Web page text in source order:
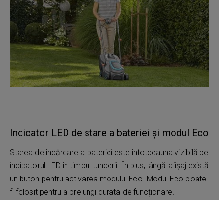
Indicator LED de stare a bateriei și modul Eco
Starea de încărcare a bateriei este întotdeauna vizibilă pe
indicatorul LED în timpul tunderii. În plus, lângă afișaj există
un buton pentru activarea modului Eco. Modul Eco poate
fi folosit pentru a prelungi durata de funcționare.